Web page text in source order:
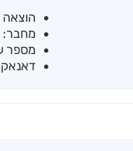
הוצאה
מחבר:
מספר
דאנאקוד: